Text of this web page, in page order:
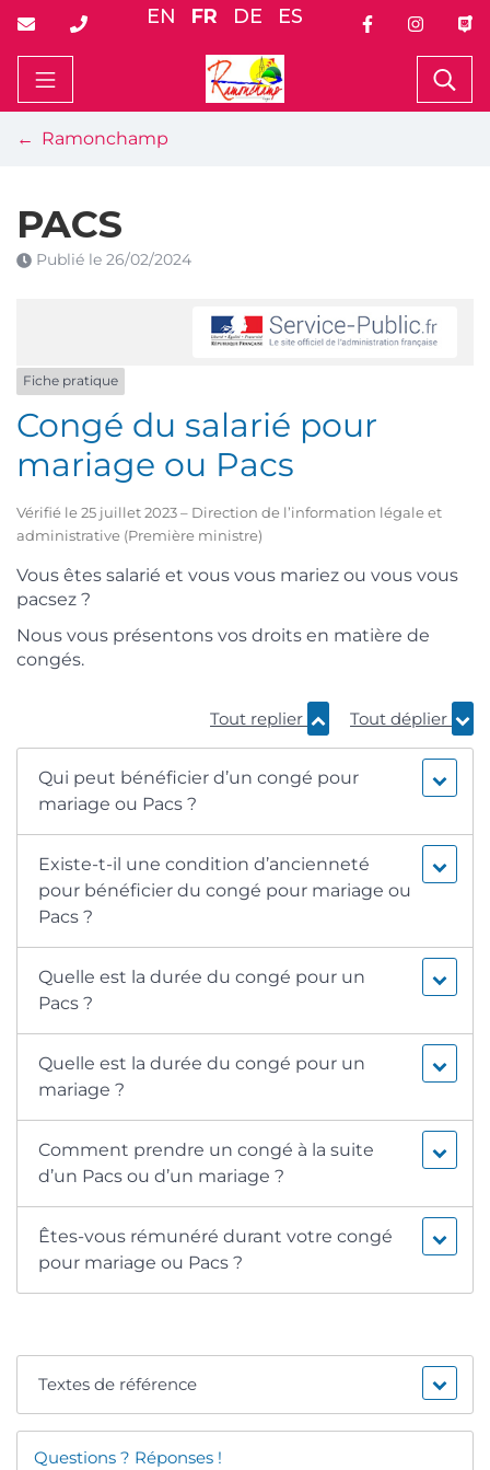
Aller
contenu
EN FR DE ES
Ramonchamp
Ramonchamp
PACS
Publié le 26/02/2024
Fiche pratique
Congé du salarié pour
mariage ou Pacs
Vérifié le 25 juillet 2023 – Direction de l’information légale et
administrative (Première ministre)
Vous êtes salarié et vous vous mariez ou vous vous
pacsez ?
Nous vous présentons vos droits en matière de
congés.
Tout replier Tout déplier
Qui peut bénéficier d’un congé pour
mariage ou Pacs ?
Existe-t-il une condition d’ancienneté
pour bénéficier du congé pour mariage ou
Pacs ?
Quelle est la durée du congé pour un
Pacs ?
Quelle est la durée du congé pour un
mariage ?
Comment prendre un congé à la suite
d’un Pacs ou d’un mariage ?
Êtes-vous rémunéré durant votre congé
pour mariage ou Pacs ?
Textes de référence
Questions ? Réponses !